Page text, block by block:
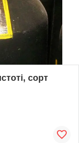
сорт